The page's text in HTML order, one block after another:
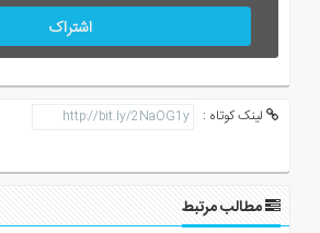
اشتراک
لینک کوتاه :
مطالب مرتبط